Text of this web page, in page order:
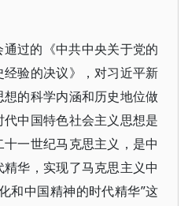
过的《中共中央关于党的
验的决议》，对习近平新
的科学内涵和历史地位做
中国特色社会主义思想是
一世纪马克思主义，是中
华，实现了马克思主义中
和中国精神的时代精华”这